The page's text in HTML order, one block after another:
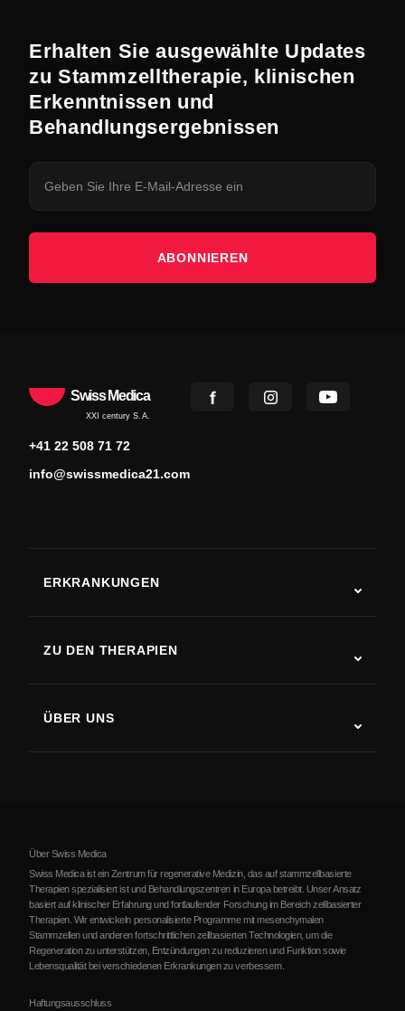
Erhalten Sie ausgewählte Updates
zu Stammzelltherapie, klinischen
Erkenntnissen und
Behandlungsergebnissen
ABONNIEREN
Swiss Medica
XXI century S.A.
+41 22 508 71 72
info@swissmedica21.com
ERKRANKUNGEN
Parkinson-Krankheit
Arthritis
ZU DEN THERAPIEN
ÜBER UNS
Über Serbien
Blog
Partnerschaft
Kontakte
Über Swiss Medica
Swiss Medica ist ein Zentrum für regenerative Medizin, das auf stammzellbasierte
Therapien spezialisiert ist und Behandlungszentren in Europa betreibt. Unser Ansatz
basiert auf klinischer Erfahrung und fortlaufender Forschung im Bereich zellbasierter
Therapien. Wir entwickeln personalisierte Programme mit mesenchymalen
Stammzellen und anderen fortschrittlichen zellbasierten Technologien, um die
Regeneration zu unterstützen, Entzündungen zu reduzieren und Funktion sowie
Lebensqualität bei verschiedenen Erkrankungen zu verbessern.
Haftungsausschluss